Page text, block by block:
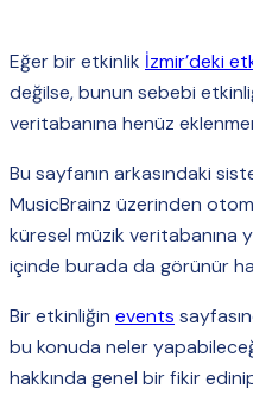
Eğer bir etkinlik İzmir’deki
değilse, bunun sebebi
veritabanına henüz
Bu sayfanın arkasındaki
MusicBrainz üzerinden
küresel müzik veritabanına
içinde burada da görünür
Bir etkinliğin events
bu konuda neler
hakkında genel bir fikir